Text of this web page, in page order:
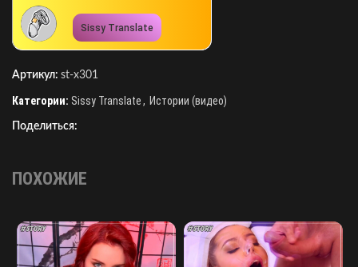
Sissy Translate
Артикул: st-x301
Категории: Sissy Translate, Истории (видео)
Поделиться:
ПОХОЖИЕ